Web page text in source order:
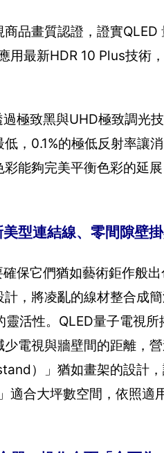
品畫質認證，證實
用最新HDR 10 Plus技術
極致黑與UHD極致調光
，0.1%的極低反射率讓
能夠完美平衡色彩的延
型連結線、零間隙壁
保它們猶如藝術鉅作般
，將凌亂的線材整合成
活性。QLED量子電視
電視與牆壁間的距離，
）」猶如畫架的設計
合大坪數空間，依照適